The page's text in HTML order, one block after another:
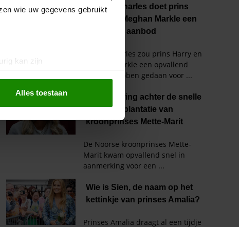
wie uw gegevens gebruikt
kan zijn
media te bieden en om ons
partners voor social
informatie die u aan ze heeft
met onze cookies als u
Alles toestaan